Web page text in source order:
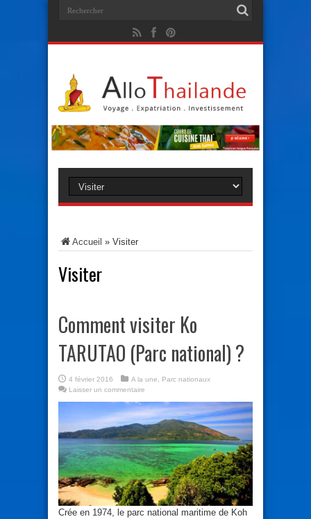
Accueil » Visiter
Visiter
Comment visiter Ko
TARUTAO (Parc national) ?
4 février 2016 A la une, Parc nationaux
Laisser un commentaire
Crée en 1974, le parc national maritime de Koh